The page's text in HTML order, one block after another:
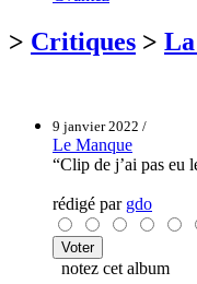
> Critiques >
9 janvier 2022 /
Le Manque
“Clip de j’ai pas eu
rédigé par gdo
notez cet album